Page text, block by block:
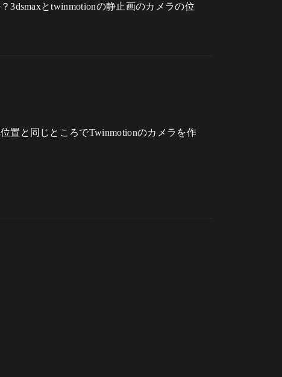
3dsmaxとtwinmotionの静止画のカメラの位
置と同じところでTwinmotionのカメラを作